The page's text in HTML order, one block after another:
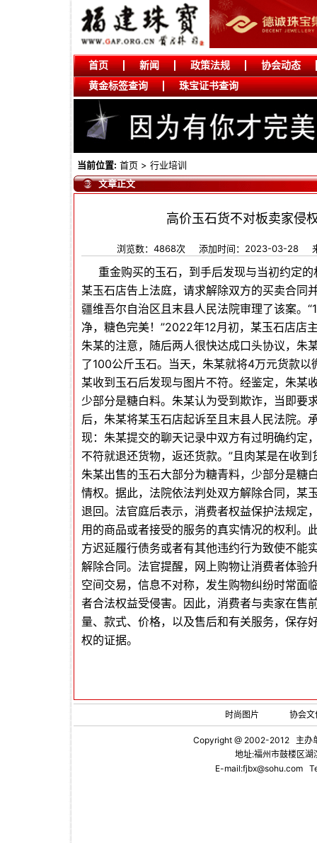
首页 新闻 政策法规
协会动态
黄金标签查询
珠宝证书查询
当前位置: 首页 > 行业培训
文章正文
高价玉石货不对板卖家侵
浏览数：4868次 添加时间：2023-03-28
重金购买的玉石，到手后发现与当初约定
某玉石店告上法庭，请求解除双方的买卖合同
疆维吾尔自治区且末县人民法院审理了该案。
净，糖色完美！”2022年12月初，某玉石店店
朱某的注意，随后两人很快达成口头协议，朱
了100公斤玉石。当天，朱某就将4万元货款以
某收到玉石后发现与图片不符。经鉴定，朱某
少部分是糖白料。朱某认为受到欺诈，当即要
后，朱某将某玉石店起诉至且末县人民法院。
现：朱某提交的聊天记录中双方有过明确约定
不符就退还货物，返还货款。”且肉某是在收
朱某出售的玉石大部分为糖青料，少部分是糖
情权。据此，法院依法判处双方解除合同，某
退回。法官庭后表示，消费者权益保护法规定
用的商品或者接受的服务的真实情况的权利。
方迟延履行债务或者有其他违约行为致使不能
解除合同。法官提醒，网上购物让消费者体验
空间交易，信息不对称，发生购物纠纷时常面
者合法权益受侵害。因此，消费者与卖家在售
量、款式、价格，以及售后和有关服务，保存
权的证据。
时尚图片 协会文
Copyright @ 2002-2012 主办
地址:福州市鼓楼区
E-mail:fjbx@sohu.com